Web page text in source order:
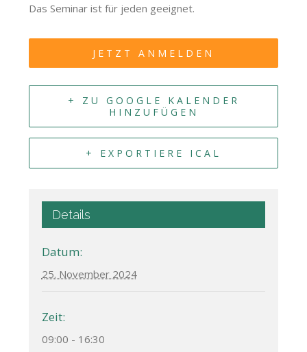
Das Seminar ist für jeden geeignet.
JETZT ANMELDEN
+ ZU GOOGLE KALENDER
HINZUFÜGEN
+ EXPORTIERE ICAL
Details
Datum:
25. November 2024
Zeit:
09:00 - 16:30